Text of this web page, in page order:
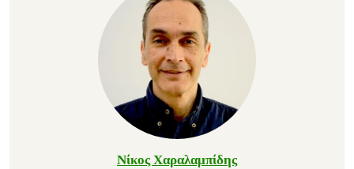
Νίκος Χαραλαμπίδης